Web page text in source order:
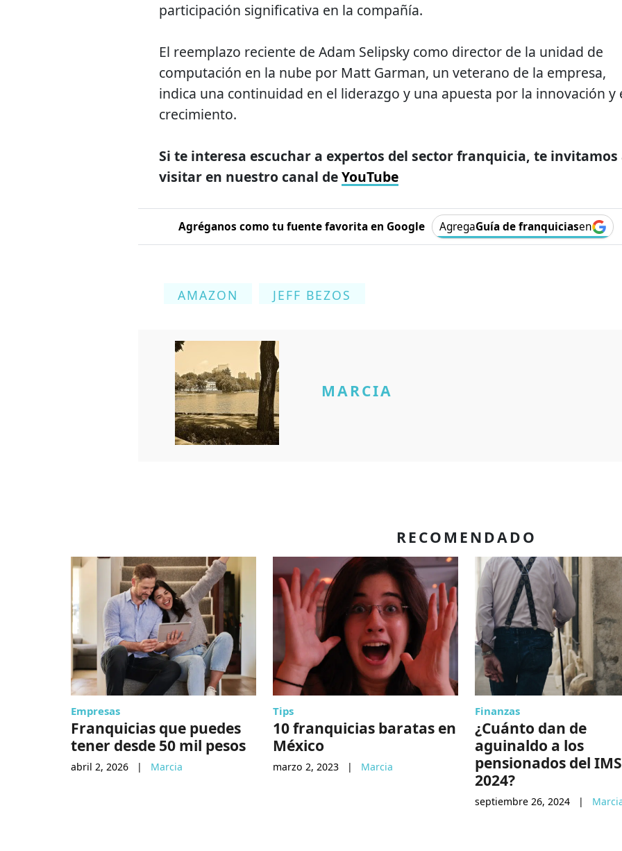
participación significativa en la compañía.
El reemplazo reciente de Adam Selipsky como director de la unidad de
computación en la nube por Matt Garman, un veterano de la empresa,
indica una continuidad en el liderazgo y una apuesta por la innovación y
crecimiento.
Si te interesa escuchar a expertos del sector franquicia, te invitamos
visitar en nuestro canal deYouTube
Agréganos como tu fuente favorita en Google AgregaGuía de franquiciasen
AMAZON JEFF BEZOS
MARCIA
RECOMENDADO
Empresas
Franquicias que puedes
tener desde 50 mil pesos
abril 2, 2026 | Marcia
Tips
10 franquicias baratas en
México
marzo 2, 2023 | Marcia
Finanzas
¿Cuánto dan de
aguinaldo a los
pensionados del
2024?
septiembre 26, 2024 |